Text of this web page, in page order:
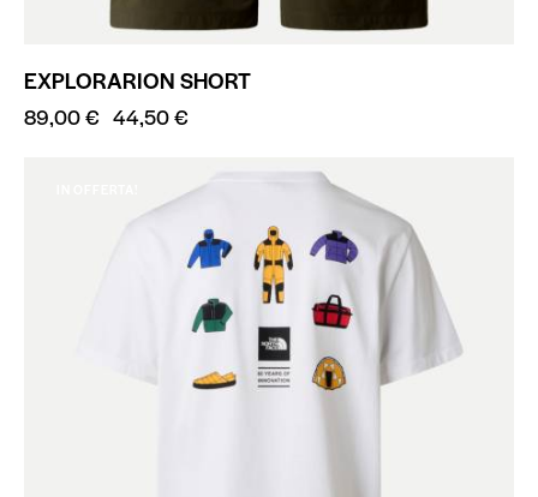
EXPLORARION SHORT
89,00€ 44,50€